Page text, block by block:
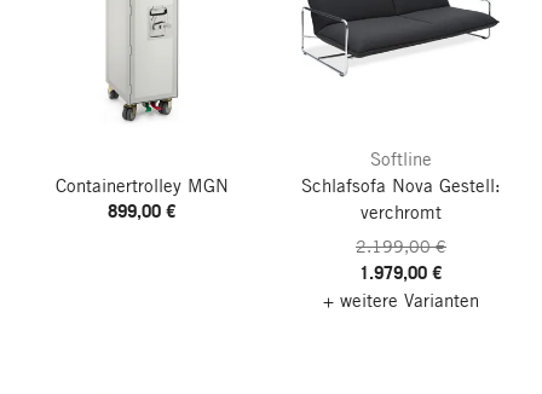
Containertrolley MGN
899,00 €
Softline
Schlafsofa Nova Gestell:
verchromt
2.199,00 €
1.979,00 €
+ weitere Varianten